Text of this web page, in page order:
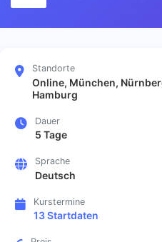
Standorte
Online, München,
Hamburg
Dauer
5 Tage
Sprache
Deutsch
Kurstermine
13 Startdaten